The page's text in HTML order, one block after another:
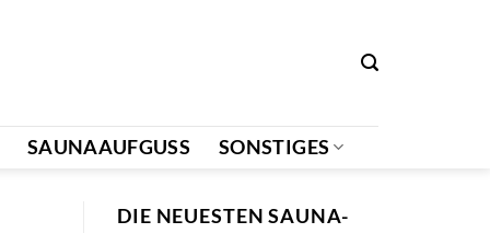
SAUNAAUFGUSS SONSTIGES
DIE NEUESTEN SAUNA-